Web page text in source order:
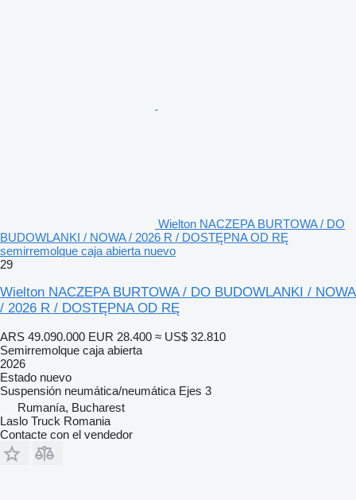
Wielton NACZEPA BURTOWA / DO
BUDOWLANKI / NOWA / 2026 R / DOSTĘPNA OD RĘ
semirremolque caja abierta nuevo
29
Wielton NACZEPA BURTOWA / DO BUDOWLANKI / NOWA
/ 2026 R / DOSTĘPNA OD RĘ
ARS 49.090.000 EUR 28.400 ≈ US$ 32.810
Semirremolque caja abierta
2026
Estado nuevo
Suspensión neumática/neumática Ejes 3
Rumanía, Bucharest
Laslo Truck Romania
Contacte con el vendedor